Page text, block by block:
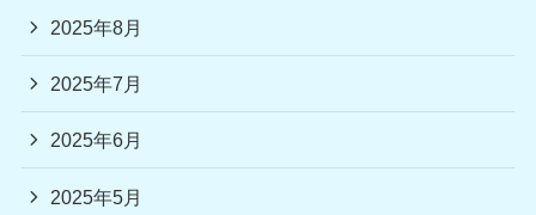
2025年8月
2025年7月
2025年6月
2025年5月